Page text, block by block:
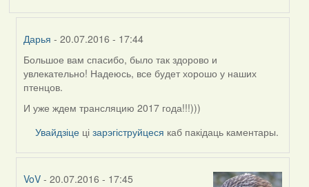
Дарья - 20.07.2016 - 17:44
In
reply
to
by
Большое вам спасибо, было так здорово и
увлекательно! Надеюсь, все будет хорошо у наших
птенцов.
И уже ждем трансляцию 2017 года!!!)))
Увайдзіце цізарэгіструйцеся каб пакідаць каментары.
VoV - 20.07.2016 - 17:45